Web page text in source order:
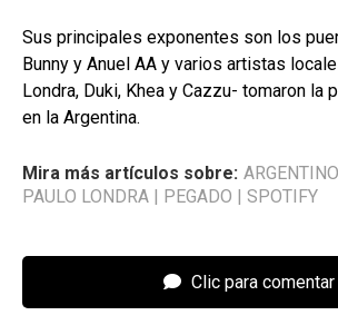
Sus principales exponentes son los
Bunny y Anuel AA y varios artistas
Londra, Duki, Khea y Cazzu- tomaron la
en la Argentina.
Mira más artículos sobre: ARGENTINO
PAULO LONDRA | PEGADO | SPOTIFY
Clic para comentar